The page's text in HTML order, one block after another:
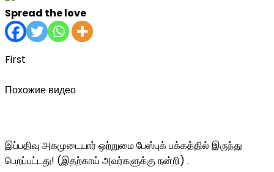
Spread the love
First
Похожие видео
இப்பதிவு அகமுடையார் ஒற்றுமை பேஸ்புக் பக்கத்தில் இருந்து
பெறப்பட்டது! (இதற்காய் அவர்களுக்கு நன்றி) .